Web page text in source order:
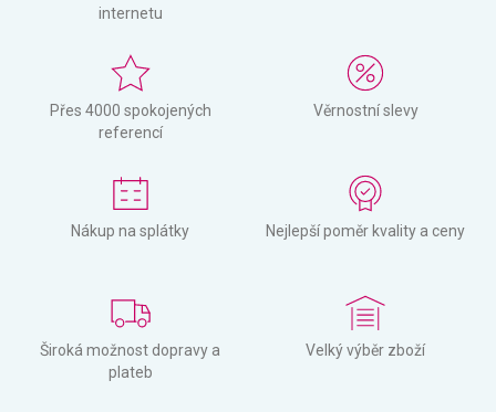
internetu
Přes 4000 spokojených
referencí
Věrnostní slevy
Nákup na splátky Nejlepší poměr kvality a ceny
Široká možnost dopravy a
plateb
Velký výběr zboží